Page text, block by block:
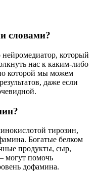
словами?
который
нас к каким-либо
которой мы можем
даже если
тирозин,
Богатые белком
продукты, сыр,
могут помочь
дофамина.